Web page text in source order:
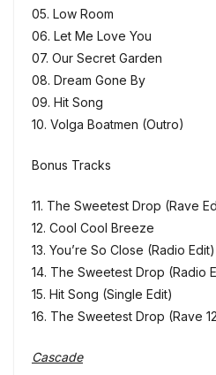
05. Low Room
06. Let Me Love You
07. Our Secret Garden
08. Dream Gone By
09. Hit Song
10. Volga Boatmen (Outro)
Bonus Tracks
11. The Sweetest Drop (Rave
12. Cool Cool Breeze
13. You’re So Close (Radio Edit)
14. The Sweetest Drop (Radio
15. Hit Song (Single Edit)
16. The Sweetest Drop (Rave
Cascade